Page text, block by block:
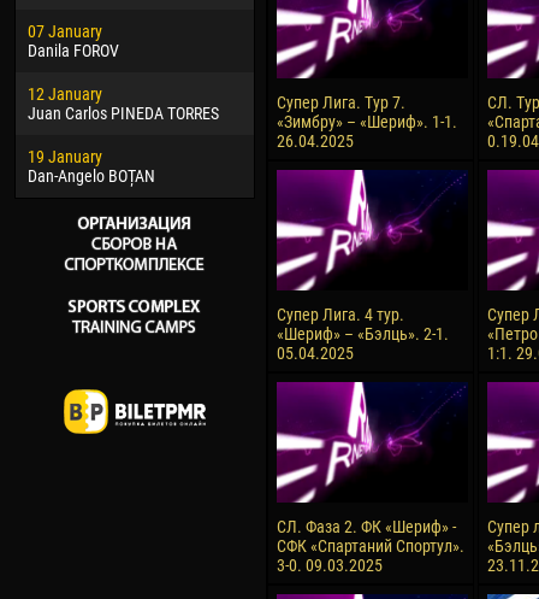
07 January
Danila FOROV
12 January
Juan Carlos PINEDA TORRES
19 January
Dan-Angelo BOȚAN
22 March
Samba KONÉ
26 March
Vitor Hugo Morais de OLIVEIRA
28 March
28
10
15
Супер Лига. Тур 7.
«Зимбру» – «Шериф». 1-1.
26.04.2025
СЛ.
Супер Лига. 4 тур.
«Шериф» – «Бэлць». 2-1.
05.04.2025
Супер
1:1.
СЛ. Фаза 2. ФК «Шериф» -
СФК «Спартаний Спортул».
3-0. 09.03.2025
Супер